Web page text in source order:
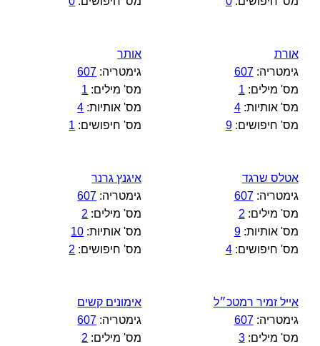
אורת
גימטריה:607
מס' מילים: 1
מס' אותיות:4
מס' חיפושים:9
אותר
גימטריה: 607
מס' מילים: 1
מס' אותיות: 4
מס' חיפושים: 1
אטלס שרגד
גימטריה:607
מס' מילים: 2
מס' אותיות:9
מס' חיפושים:4
איגנץ גרנר
גימטריה: 607
מס' מילים: 2
מס' אותיות: 10
מס' חיפושים: 2
אייל זמיר רמטכ״ל
גימטריה:607
מס' מילים:3
אימונים קשים
גימטריה: 607
מס' מילים: 2